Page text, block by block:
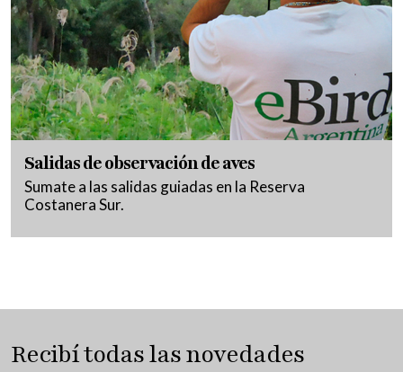
Salidas de observación de aves
Sumate a las salidas guiadas en la Reserva
Costanera Sur.
Recibí todas las novedades